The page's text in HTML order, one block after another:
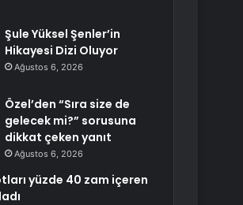
Şule Yüksel Şenler’in
Hikayesi Dizi Oluyor
Ağustos 6, 2026
Özel’den “Sıra size de
gelecek mi?” sorusuna
dikkat çeken yanıt
Ağustos 6, 2026
yüzde 40 zam içeren